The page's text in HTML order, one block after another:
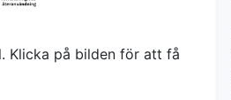
Klicka på bilden för att få